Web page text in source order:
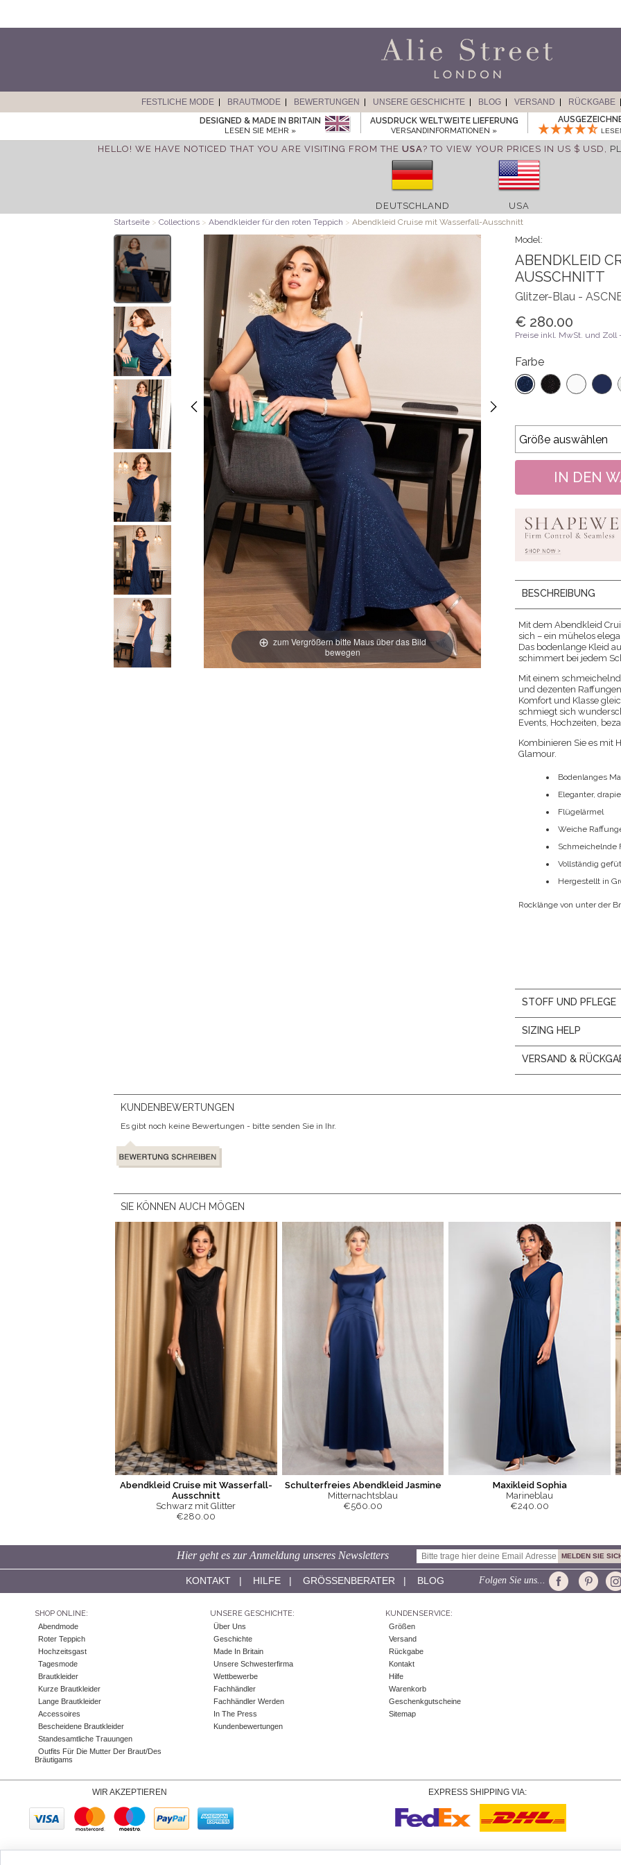
FESTLICHE MODE BRAUTMODE BEWERTUNGEN UNSERE GESCHICHTE BLOG VERSAND
RÜCKGABE
DESIGNED & MADE IN BRITAIN
LESEN SIE MEHR »
AUSDRUCK WELTWEITE LIEFERUNG
VERSANDINFORMATIONEN »
HELLO! WE HAVE NOTICED THAT YOU ARE VISITING FROM THE USA? TO VIEW YOUR PRICES IN US $ USD,
DEUTSCHLAND USA
Startseite > Collections > Abendkleider für den roten Teppich > Abendkleid Cruise mit Wasserfall-Ausschnitt
zum Vergrößern bitte Maus über das Bild
bewegen
Model:
ABENDKLEID
AUSSCHNITT
Glitzer-Blau -
€ 280.00
Preise inkl. MwSt. und
Farbe
BESCHREIBUNG
Mit dem Abendkleid
sich – ein mühelos
Das bodenlange Kleid
schimmert bei jedem
Mit einem
und dezenten
Komfort und Klasse
schmiegt sich
Events, Hochzeiten,
Kombinieren Sie es mit
Glamour.
Bodenlanges
Eleganter,
Flügelärmel
Weiche
Schmeichelnde
Vollständig
Hergestellt in
Rocklänge von unter der
STOFF UND PFLEGE
SIZING HELP
VERSAND &
KUNDENBEWERTUNGEN
Es gibt noch keine Bewertungen - bitte senden Sie in Ihr.
SIE KÖNNEN AUCH MÖGEN
Abendkleid Cruise mit Wasserfall-
Ausschnitt
Schwarz mit Glitter
€280.00
Schulterfreies Abendkleid Jasmine
Mitternachtsblau
€560.00
Maxikleid Sophia
Marineblau
€240.00
Hier geht es zur Anmeldung unseres Newsletters
KONTAKT| HILFE| GRÖSSENBERATER | BLOG Folgen Sie uns...
SHOP ONLINE:
Abendmode
Roter Teppich
Hochzeitsgast
Tagesmode
Brautkleider
Kurze Brautkleider
Lange Brautkleider
Accessoires
Bescheidene Brautkleider
Standesamtliche Trauungen
Outfits Für Die Mutter Der Braut/des
Bräutigams
UNSERE GESCHICHTE:
Über Uns
Geschichte
Made In Britain
Unsere Schwesterfirma
Wettbewerbe
Fachhändler
Fachhändler Werden
In The Press
Kundenbewertungen
KUNDENSERVICE:
Größen
Versand
Rückgabe
Kontakt
Hilfe
Warenkorb
Geschenkgutscheine
Sitemap
WIR AKZEPTIEREN EXPRESS SHIPPING VIA: